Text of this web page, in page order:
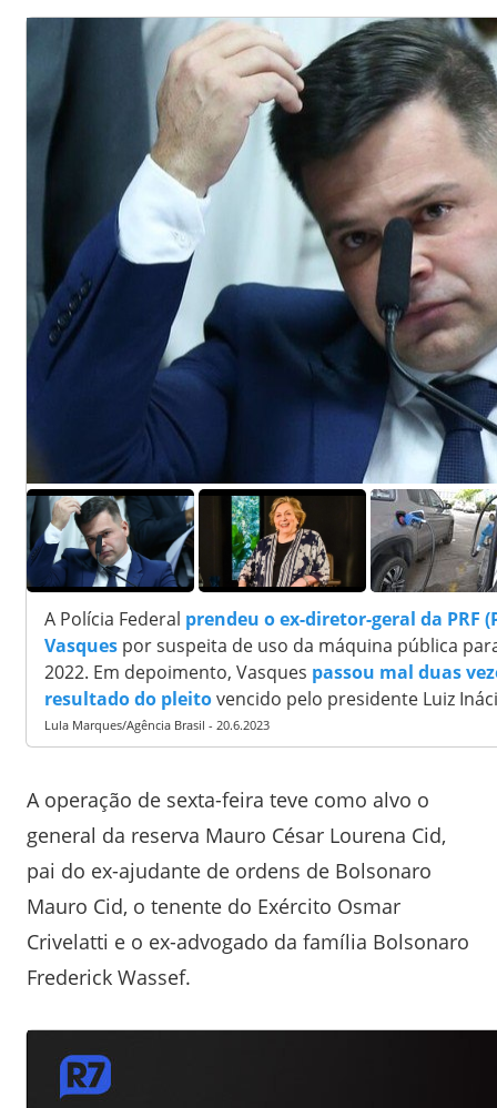
A Polícia Federal prendeu o ex-diretor-geral da PRF
Vasques por suspeita de uso da máquina pública
2022. Em depoimento, Vasques passou mal duas
resultado do pleitovencido pelo presidente Luiz
Lula Marques/Agência Brasil - 20.6.2023
A operação de sexta-feira teve como alvo o
general da reserva Mauro César Lourena Cid,
pai do ex-ajudante de ordens de Bolsonaro
Mauro Cid, o tenente do Exército Osmar
Crivelatti e o ex-advogado da família Bolsonaro
Frederick Wassef.